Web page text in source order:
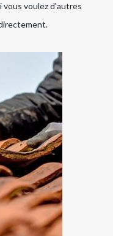
vous voulez d'autres